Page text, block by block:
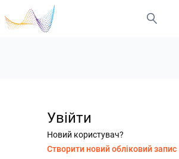
Увійти
Новий користувач?
Створити новий обліковий запис